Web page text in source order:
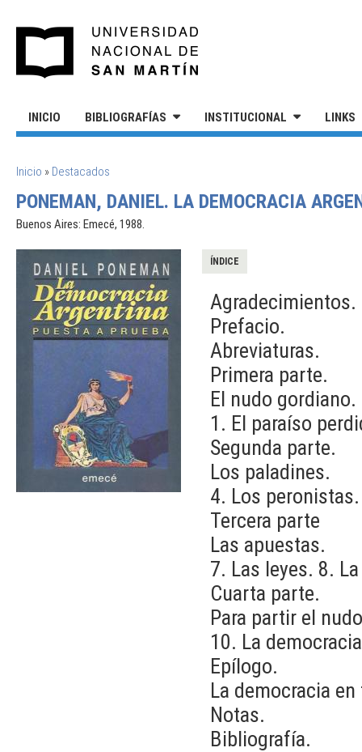
INICIO BIBLIOGRAFÍAS INSTITUCIONAL LINKS
SE ENCUENTRA USTED AQUÍ
Inicio » Destacados
PONEMAN, DANIEL. LA DEMOCRACIA
Buenos Aires: Emecé, 1988.
ÍNDICE
Agradecimientos.
Prefacio.
Abreviaturas.
Primera parte.
El nudo gordiano.
1. El paraíso
Segunda parte.
Los paladines.
4. Los
Tercera parte
Las apuestas.
7. Las leyes. 8.
Cuarta parte.
Para partir el
10. La
Epílogo.
La democracia
Notas.
Bibliografía.